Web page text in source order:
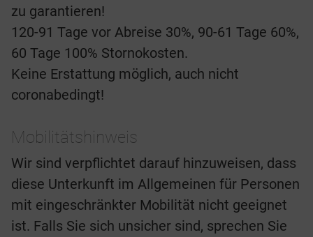
zu garantieren!
120-91 Tage vor Abreise 30%, 90-61 Tage 60%,
60 Tage 100% Stornokosten.
Keine Erstattung möglich, auch nicht
coronabedingt!
Mobilitätshinweis
Wir sind verpflichtet darauf hinzuweisen, dass
diese Unterkunft im Allgemeinen für Personen
mit eingeschränkter Mobilität nicht geeignet
ist. Falls Sie sich unsicher sind, sprechen Sie